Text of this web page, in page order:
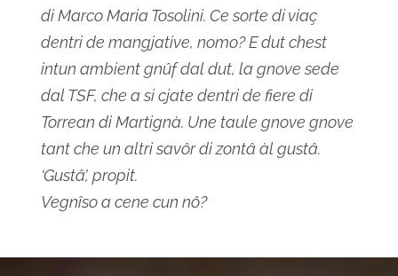
di Marco Maria Tosolini. Ce sorte di viaç
dentri de mangjative, nomo? E dut chest
intun ambient gnûf dal dut, la gnove sede
dal TSF, che a si cjate dentri de fiere di
Torrean di Martignà. Une taule gnove gnove
tant che un altri savôr di zontâ àl gustâ.
‘Gustâ’, propit.
Vegnîso a cene cun nô?